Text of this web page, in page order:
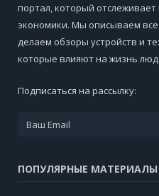
портал, который
экономики. Мы описываем
делаем обзоры устройств и
которые влияют на жизнь
Подписаться на рассылку:
ПОПУЛЯРНЫЕ МАТЕРИАЛЫ